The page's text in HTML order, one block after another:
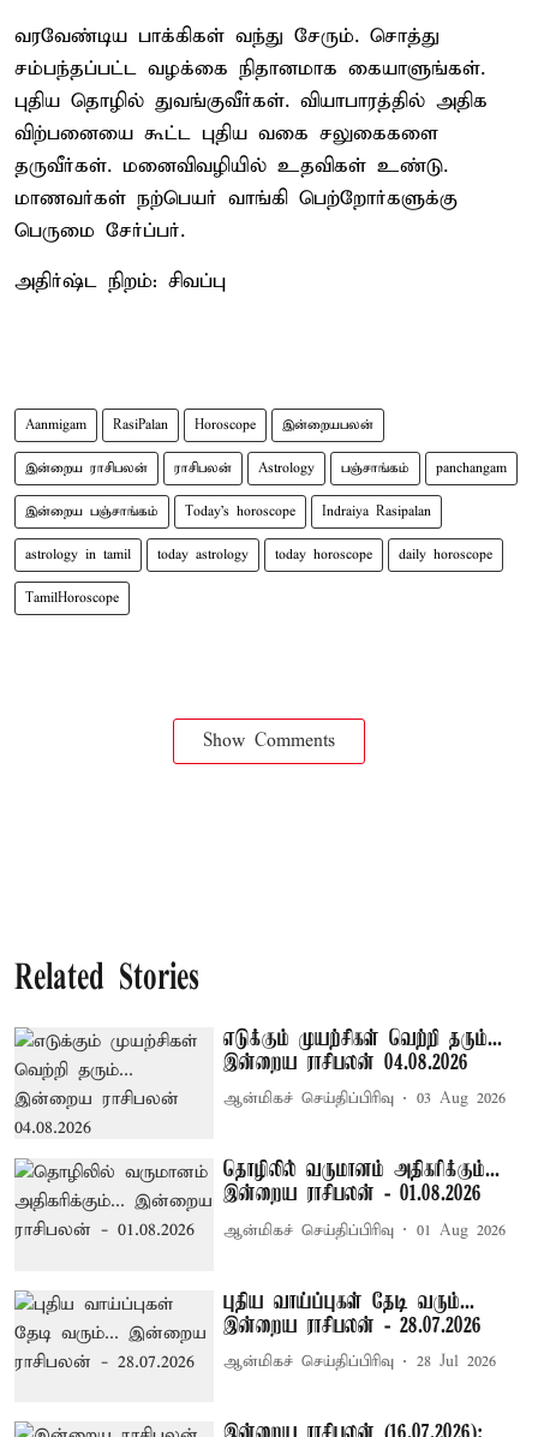
வரவேண்டிய பாக்கிகள் வந்து சேரும். சொத்து
சம்பந்தப்பட்ட வழக்கை நிதானமாக கையாளுங்கள்.
புதிய தொழில் துவங்குவீர்கள். வியாபாரத்தில் அதிக
விற்பனையை கூட்ட புதிய வகை சலுகைகளை
தருவீர்கள். மனைவிவழியில் உதவிகள் உண்டு.
மாணவர்கள் நற்பெயர் வாங்கி பெற்றோர்களுக்கு
பெருமை சேர்ப்பர்.
அதிர்ஷ்ட நிறம்: சிவப்பு
Aanmigam RasiPalan Horoscope இன்றையபலன்
இன்றைய ராசிபலன் ராசிபலன் Astrology பஞ்சாங்கம் panchangam
இன்றைய பஞ்சாங்கம் Today's horoscope Indraiya Rasipalan
astrology in tamil today astrology today horoscope daily horoscope
TamilHoroscope
Show Comments
Related Stories
எடுக்கும் முயற்சிகள் வெற்றி தரும்...
இன்றைய ராசிபலன் 04.08.2026
ஆன்மிகச் செய்திப்பிரிவு 03 Aug 2026
தொழிலில் வருமானம் அதிகரிக்கும்...
இன்றைய ராசிபலன் - 01.08.2026
ஆன்மிகச் செய்திப்பிரிவு 01 Aug 2026
புதிய வாய்ப்புகள் தேடி வரும்...
இன்றைய ராசிபலன் - 28.07.2026
ஆன்மிகச் செய்திப்பிரிவு 28 Jul 2026